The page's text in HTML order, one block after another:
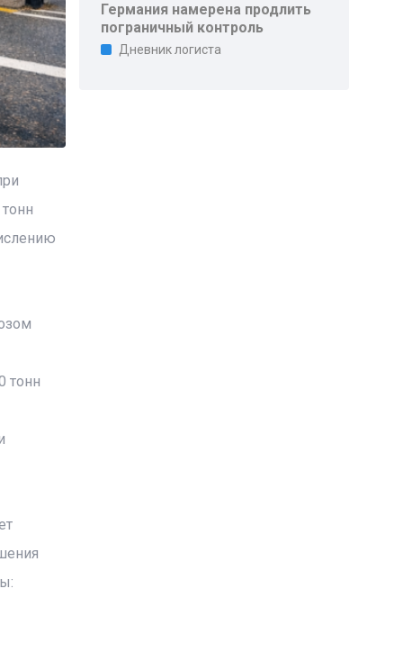
тонн
Германия намерена продлить
пограничный контроль
Дневник логиста